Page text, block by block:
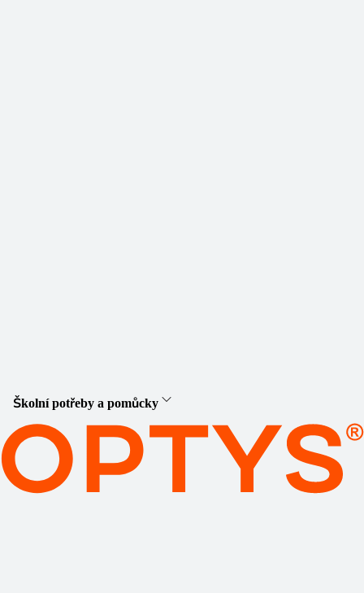
Školní potřeby a pomůcky